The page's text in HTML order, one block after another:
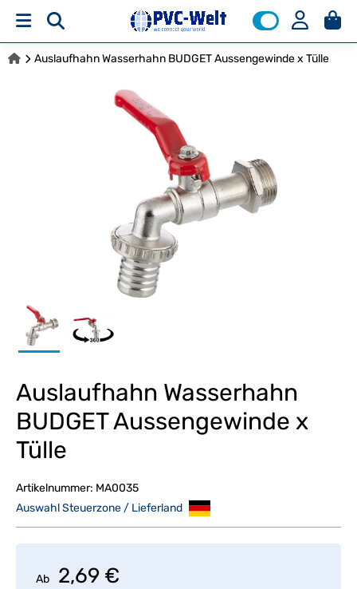
Auslaufhahn Wasserhahn BUDGET Aussengewinde x Tülle
Auslaufhahn Wasserhahn
BUDGET Aussengewinde x
Tülle
Artikelnummer: MA0035
Auswahl Steuerzone / Lieferland
Ab 2,69 €